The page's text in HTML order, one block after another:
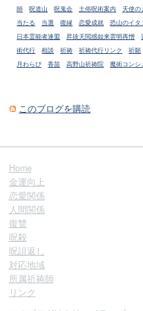
師
呪道山 呪鬼会 土俗呪術案内 天使の
当たる
当選 復縁 恋愛成就 恐山のイタ
日本霊能者連盟
昇抜天閲感如来雲明再憎
術代行
相談 祈祷 祈祷代行リンク 祈願
月わらび
香苗 高野山祈祷院 魔術コンシ
このブログを購読
Home
金運向上
恋愛関係
人間関係
復讐
呪殺
呪詛返し
対応地域
所属祈祷師
リンク